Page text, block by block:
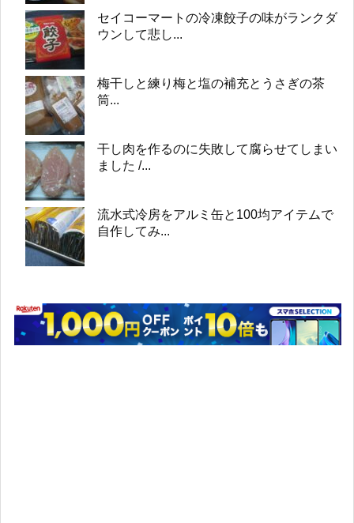
セイコーマートの冷凍餃子の味がランクダ
ウンして悲し...
梅干しと練り梅と塩の補充とうさぎの茶
筒...
干し肉を作るのに失敗して腐らせてしまい
ました /...
流水式冷房をアルミ缶と100均アイテムで
自作してみ...